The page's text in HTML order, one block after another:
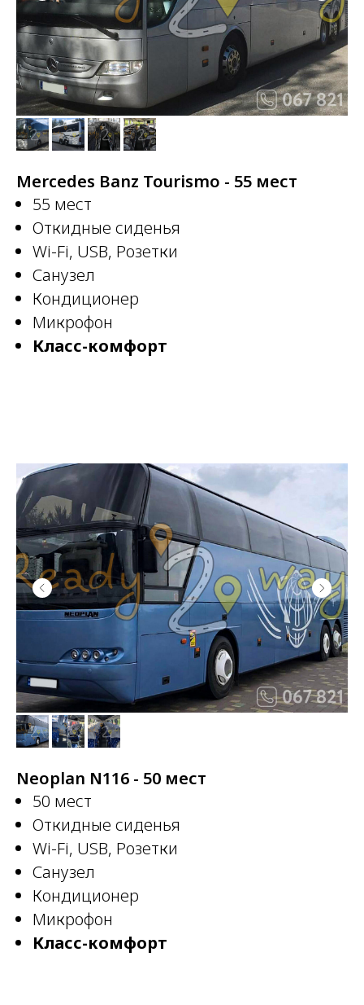
Mercedes Banz Tourismo - 55 мест
55 мест
Откидные сиденья
Wi-Fi, USB, Розетки
Санузел
Кондиционер
Микрофон
Класс-комфорт
Neoplan N116 - 50 мест
50 мест
Откидные сиденья
Wi-Fi, USB, Розетки
Санузел
Кондиционер
Микрофон
Класс-комфорт